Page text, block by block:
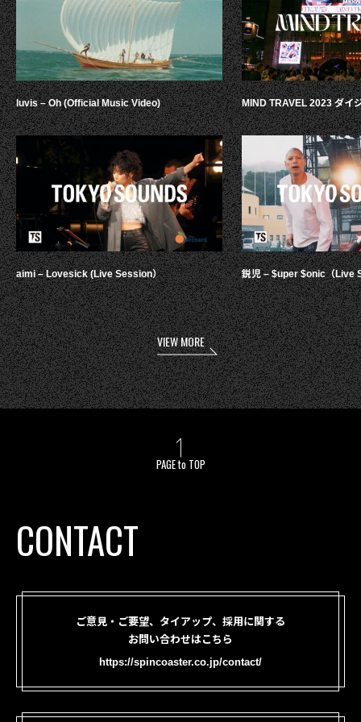
luvis – Oh (Official Music Video)
aimi – Lovesick (Live Session）
MIND TRAVEL 2023 ダイ
鋭児 – $uper $onic（Live
VIEW MORE
PAGE to TOP
CONTACT
ご意見・ご要望、タイアップ、採用に関する
お問い合わせはこちら
https://spincoaster.co.jp/contact/